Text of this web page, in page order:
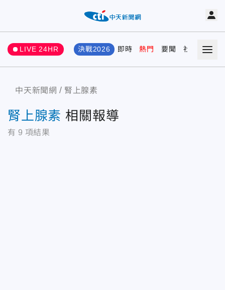
LIVE 24HR 決戰2026 即時 熱門 要聞 社會 娛樂
中天新聞網 腎上腺素
腎上腺素 相關報導
有 9 項結果